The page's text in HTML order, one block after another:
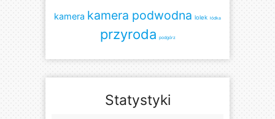
kamera kamera podwodna lolek łódka
przyroda podgórz
Statystyki